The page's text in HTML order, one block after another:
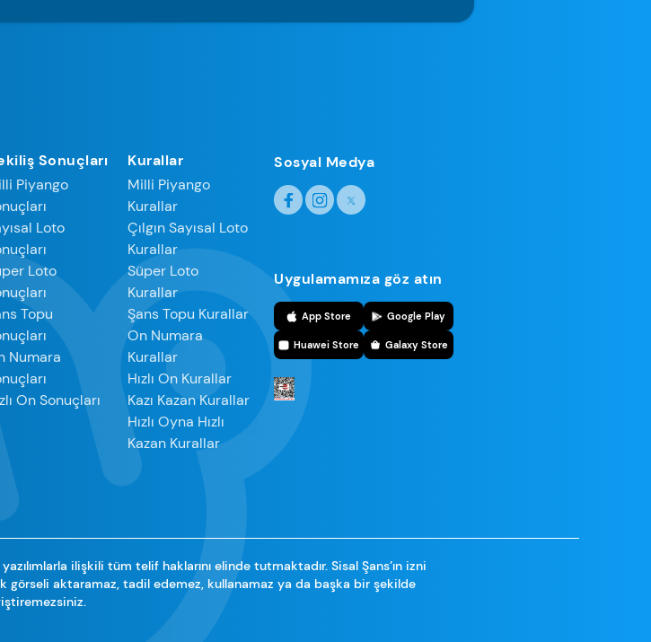
Sonuçları
Piyango
Loto
Loto
Topu
Numara
On Sonuçları
Kurallar
Milli Piyango
Kurallar
Çılgın Sayısal Loto
Kurallar
Süper Loto
Kurallar
Şans Topu Kurallar
On Numara
Kurallar
Hızlı On Kurallar
Kazı Kazan Kurallar
Hızlı Oyna Hızlı
Kazan Kurallar
Sosyal Medya
Uygulamamıza göz atın
App Store Google Play
Huawei Store Galaxy Store
ilişkili tüm telif haklarını elinde tutmaktadır. Sisal Şans’ın izni
görseli aktaramaz, tadil edemez, kullanamaz ya da başka bir şekilde